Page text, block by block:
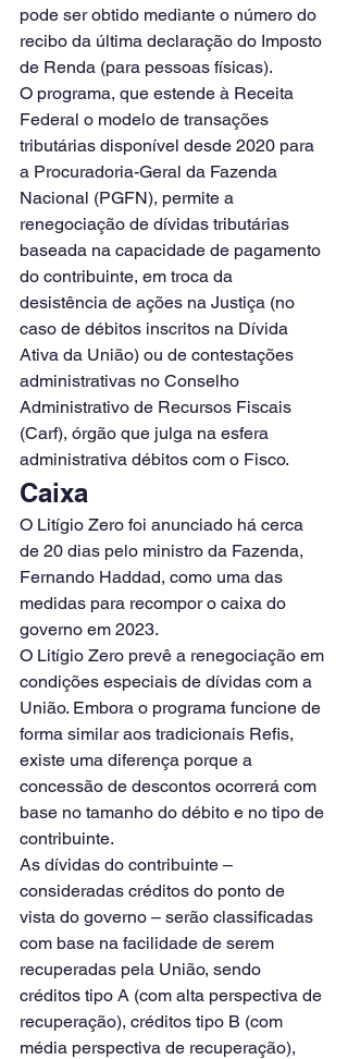
pode ser obtido mediante o número do
recibo da última declaração do Imposto
de Renda (para pessoas físicas).
O programa, que estende à Receita
Federal o modelo de transações
tributárias disponível desde 2020 para
a Procuradoria-Geral da Fazenda
Nacional (PGFN), permite a
renegociação de dívidas tributárias
baseada na capacidade de pagamento
do contribuinte, em troca da
desistência de ações na Justiça (no
caso de débitos inscritos na Dívida
Ativa da União) ou de contestações
administrativas no Conselho
Administrativo de Recursos Fiscais
(Carf), órgão que julga na esfera
administrativa débitos com o Fisco.
Caixa
O Litígio Zero foi anunciado há cerca
de 20 dias pelo ministro da Fazenda,
Fernando Haddad, como uma das
medidas para recompor o caixa do
governo em 2023.
O Litígio Zero prevê a renegociação em
condições especiais de dívidas com a
União. Embora o programa funcione de
forma similar aos tradicionais Refis,
existe uma diferença porque a
concessão de descontos ocorrerá com
base no tamanho do débito e no tipo de
contribuinte.
As dívidas do contribuinte –
consideradas créditos do ponto de
vista do governo – serão classificadas
com base na facilidade de serem
recuperadas pela União, sendo
créditos tipo A (com alta perspectiva de
recuperação), créditos tipo B (com
média perspectiva de recuperação),